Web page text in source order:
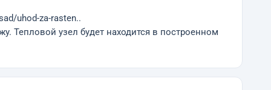
uhod-za-rasten..
Тепловой узел будет находится в построенном